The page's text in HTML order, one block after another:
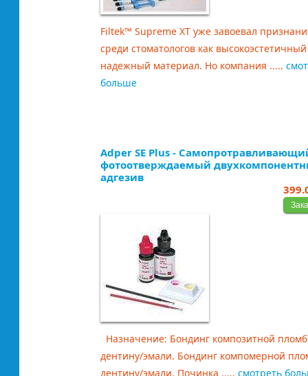
Filtek™ Supreme XT уже завоевал
среди стоматологов как
надежный материал. Но компания .....
больше
Adper SE Plus -
фотоотверждаемый
адгезив
Назначение: Бондинг композитной
дентину/эмали. Бондинг компомерной
дентину/эмали. Починка ..... смотреть